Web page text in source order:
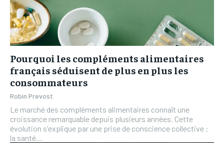
Pourquoi les compléments alimentaires
français séduisent de plus en plus les
consommateurs
Robin Prevost
Le marché des compléments alimentaires connaît une
croissance remarquable depuis plusieurs années. Cette
évolution s'explique par une prise de conscience collective :
la santé...